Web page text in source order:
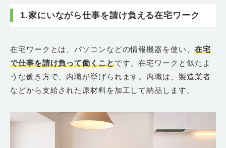
1.家にいながら仕事を請け負える在宅ワーク
在宅ワークとは、パソコンなどの情報機器を使い、 在宅
で仕事を請け負って働くことです。在宅ワークと似たよ
うな働き方で、内職が挙げられます。内職は、製造業者
などから支給された原材料を加工して納品します。